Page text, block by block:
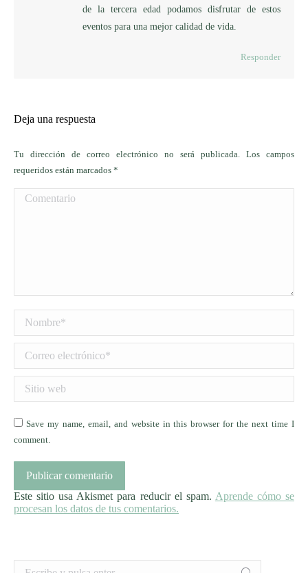
de la tercera edad podamos disfrutar de estos
eventos para una mejor calidad de vida.
Responder
Deja una respuesta
Tu dirección de correo electrónico no será publicada. Los campos
requeridos están marcados *
Comentario
Correo electrónico *
Save my name, email, and website in this browser for the next time I
comment.
Publicar comentario
Este sitio usa Akismet para reducir el spam. Aprende cómo se
procesan los datos de tus comentarios.